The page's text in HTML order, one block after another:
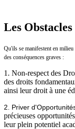
Les
Qu'ils se manifestent en
des conséquences graves :
1. Non-respect des
des droits
ainsi leur droit à une
2. Priver
précieuses
leur plein potentiel